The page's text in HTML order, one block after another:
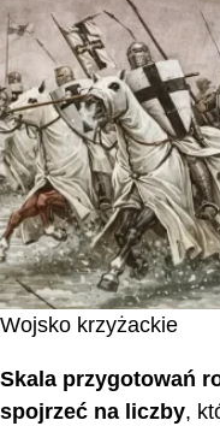
Wojsko krzyżackie
Skala przygotowań
spojrzeć na liczby,